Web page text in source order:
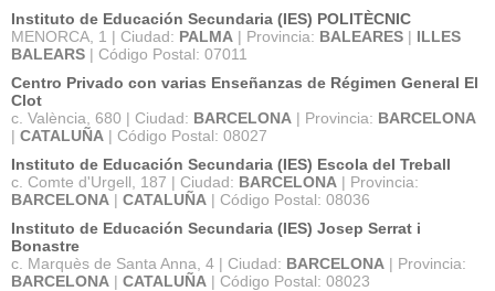
Instituto de Educación Secundaria (IES) POLITÈCNIC
MENORCA, 1 | Ciudad: PALMA | Provincia: BALEARES | ILLES
BALEARS | Código Postal: 07011
Centro Privado con varias Enseñanzas de Régimen General El
Clot
c. València, 680 | Ciudad: BARCELONA | Provincia: BARCELONA
| CATALUÑA | Código Postal: 08027
Instituto de Educación Secundaria (IES) Escola del Treball
c. Comte d'Urgell, 187 | Ciudad: BARCELONA | Provincia:
BARCELONA | CATALUÑA | Código Postal: 08036
Instituto de Educación Secundaria (IES) Josep Serrat i
Bonastre
c. Marquès de Santa Anna, 4 | Ciudad: BARCELONA | Provincia:
BARCELONA | CATALUÑA | Código Postal: 08023